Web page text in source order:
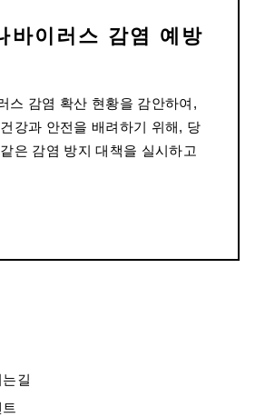
바이러스 감염 예방
스 감염 확산 현황을 감안하여,
강과 안전을 배려하기 위해, 당
은 감염 방지 대책을 실시하고
는길